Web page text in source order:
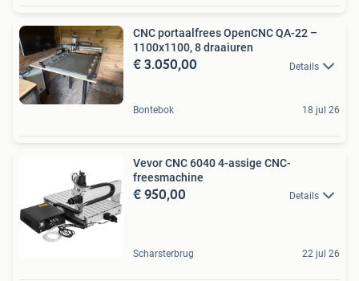
CNC portaalfrees OpenCNC QA-22 –
1100x1100, 8 draaiuren
€ 3.050,00 Details
Bontebok 18 jul 26
Vevor CNC 6040 4-assige CNC-
freesmachine
€ 950,00 Details
Scharsterbrug 22 jul 26